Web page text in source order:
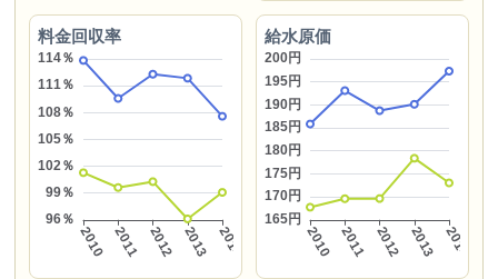
料金回収率 給水原価